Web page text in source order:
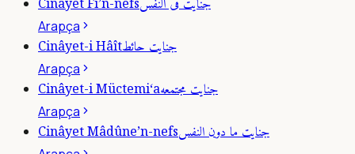
Cinâyet Fi’n-nefsجنايت فى النفس
Arapça
Cinâyet-i Hâîtجنايت حائط
Arapça
Cinâyet-i Müctemi‘aجنايت مجتمعه
Arapça
Cinâyet Mâdûne’n-nefsجنايت ما دون النفس